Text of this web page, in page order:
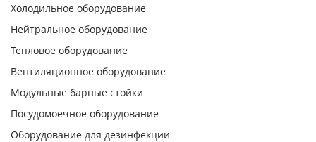
Холодильное оборудование
Нейтральное оборудование
Тепловое оборудование
Вентиляционное оборудование
Модульные барные стойки
Посудомоечное оборудование
Оборудование для дезинфекции